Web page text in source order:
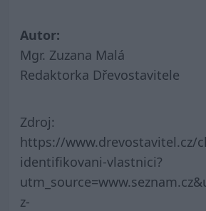
Autor:
Mgr. Zuzana Malá
Redaktorka Dřevostavitele
Zdroj:
https://www.drevostavitel.cz/
identifikovani-vlastnici?
z-